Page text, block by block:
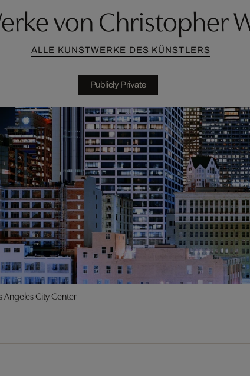
von Christopher
ALLE KUNSTWERKE DES KÜNSTLERS
Publicly Private
Angeles City Center